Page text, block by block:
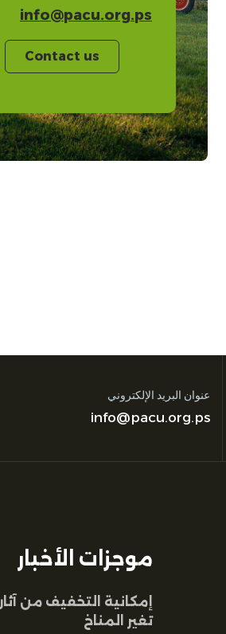
info@pacu.org.ps
Contact us
عنوان البريد الإلكتروني
info@pacu.org.ps
موجزات الأخبار
إمكانية التخفيف من آثار
تغير المناخ